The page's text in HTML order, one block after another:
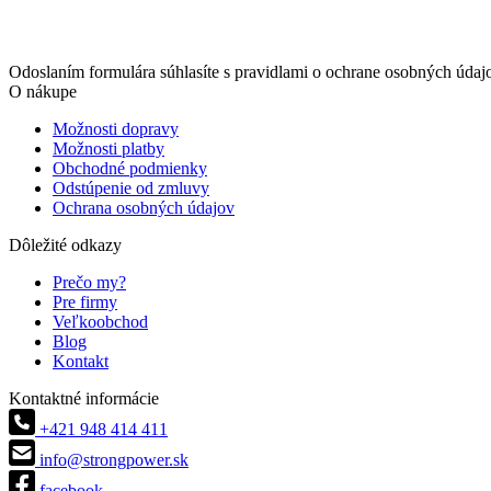
Odoslaním formulára súhlasíte s pravidlami o ochrane osobných
O nákupe
Možnosti dopravy
Možnosti platby
Obchodné podmienky
Odstúpenie od zmluvy
Ochrana osobných údajov
Dôležité odkazy
Prečo my?
Pre firmy
Veľkoobchod
Blog
Kontakt
Kontaktné informácie
+421 948 414 411
info@strongpower.sk